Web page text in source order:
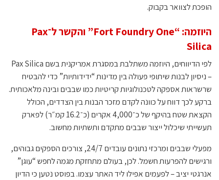
הופכת לצוואר בקבוק.
היוזמה: “Fort Foundry One” והקשר ל־Pax
Silica
לפי הדיווחים, היוזמה משתלבת במסגרת אמריקנית בשם Pax Silica
– ניסיון לבנות שיתופי פעולה בין מדינות “ידידותיות” כדי להבטיח
שרשראות אספקה לטכנולוגיות קריטיות כמו שבבים ובינה מלאכותית.
ברקע לכך דווח על כוונה לקדם מזכר הבנות בין הצדדים, הכולל
הקצאת שטח בהיקף של כ־4,000 אקרים (כ־16.2 קמ״ר) לפארק
תעשייתי שיכלול ייצור שבבים מתקדם ותשתיות מחשוב.
מפעלי שבבים ומרכזי נתונים עובדים 24/7, צורכים הספקים גבוהים,
ורגישים להפרעות חשמל. לכן, בעולם מתחזקת מגמה לחפש “עוגן”
אנרגטי יציב – לפעמים אפילו ליד האתר עצמו. בפוסט נטען כי הדיון